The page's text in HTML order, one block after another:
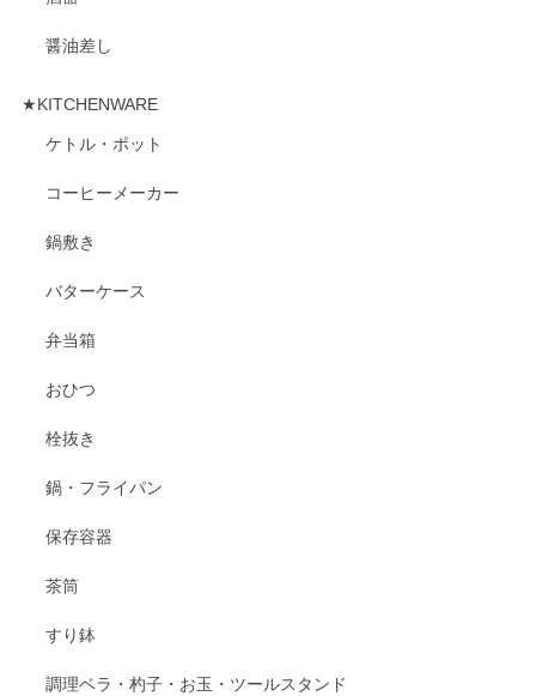
醤油差し
★KITCHENWARE
ケトル・ポット
コーヒーメーカー
鍋敷き
バターケース
弁当箱
おひつ
栓抜き
鍋・フライパン
保存容器
茶筒
すり鉢
調理ベラ・杓子・お玉・ツールスタンド